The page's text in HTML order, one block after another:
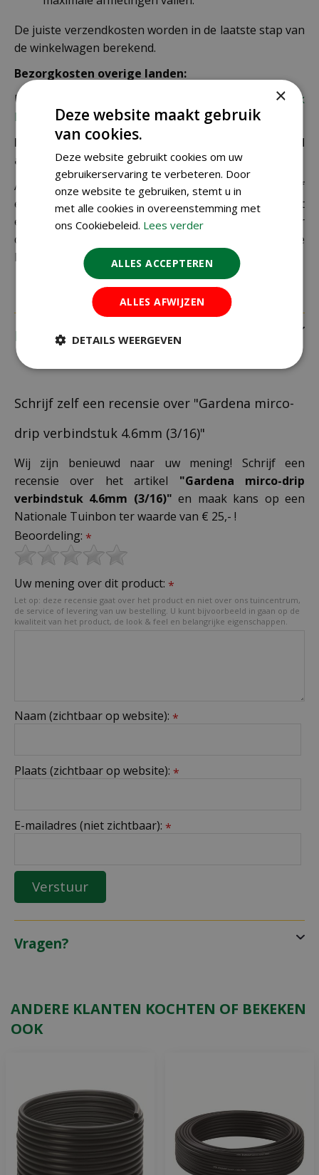
De juiste verzendkosten worden in de laatste stap van
de winkelwagen berekend.
Bezorgkosten overige landen:
Uiteraard verzenden wij ook buiten Nederland,
bekijk
hier de verzendkosten.
Let op: extra kosten bij niet ophalen of verkeerd
adres
Als je je pakket niet ophaalt bij een PostNL-punt of
een verkeerd afleveradres invult, zijn wij genoodzaakt
extra kosten in rekening te brengen. Controleer
daarom altijd goed je adresgegevens voordat je je
bestelling plaatst.
Recensies
Schrijf zelf een recensie over "Gardena mirco-
drip verbindstuk 4.6mm (3/16)"
Wij zijn benieuwd naar uw mening! Schrijf een
recensie over het artikel "Gardena mirco-drip
verbindstuk 4.6mm (3/16)" en maak kans op een
Nationale Tuinbon ter waarde van € 25,- !
Beoordeling: *
Uw mening over dit product: *
Let op: deze recensie gaat over het product en niet over ons tuincentrum,
de service of levering van uw bestelling. U kunt bijvoorbeeld in gaan op de
kwaliteit van het product, de look & feel en belangrijke eigenschappen.
Naam (zichtbaar op website): *
Plaats (zichtbaar op website): *
E-mailadres (niet zichtbaar): *
Vragen?
ANDERE KLANTEN KOCHTEN OF BEKEKEN
OOK
×
Deze website maakt gebruik
van cookies.
Deze website gebruikt cookies om uw
gebruikerservaring te verbeteren. Door
onze website te gebruiken, stemt u in
met alle cookies in overeenstemming met
ons Cookiebeleid. Lees verder
ALLES ACCEPTEREN
ALLES AFWIJZEN
DETAILS WEERGEVEN